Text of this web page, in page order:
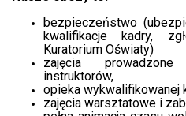
bezpieczeństwo
kwalifikacje kadry,
Kuratorium Oświaty)
zajęcia
instruktorów,
opieka wykwalifikowanej
zajęcia warsztatowe i